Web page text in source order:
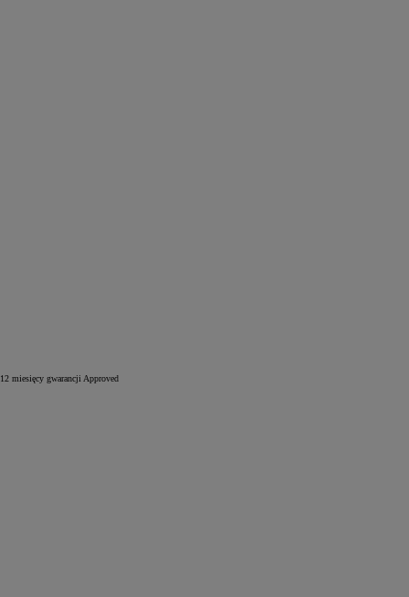
12 miesięcy gwarancji Approved